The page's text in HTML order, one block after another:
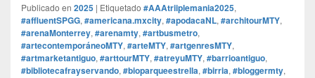
Publicado en 2025 | Etiquetado #AAAtriiplemania2025,
#affluentSPGG, #americana.mxcity, #apodacaNL, #architourMTY,
#arenaMonterrey, #arenamty, #artbusmetro,
#artecontemporáneoMTY, #arteMTY, #artgenresMTY,
#artmarketantiguo, #arttourMTY, #atreyuMTY, #barrioantiguo,
#bibliotecafrayservando, #bioparqueestrella, #birria, #bloggermty,